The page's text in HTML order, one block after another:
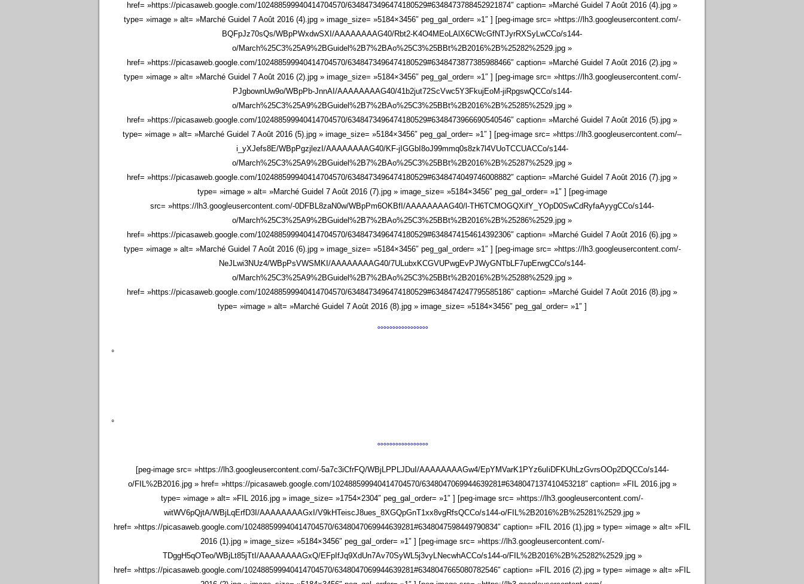
href= »https://picasaweb.google.com/102488599940414704570/6348473496474180529#6348473788452921874″ caption= »Marché Guidel 7 Août 2016 (4).jpg »
type= »image » alt= »Marché Guidel 7 Août 2016 (4).jpg » image_size= »5184×3456″ peg_gal_order= »1″ ] [peg-image src= »https://lh3.googleusercontent.com/-
BQFpJz70sQs/WBpPWxdwSXI/AAAAAAAAG40/Rbt2-K4O4MEoLAlX6CWcGfNTJyrRXSyLwCCo/s144-
o/March%25C3%25A9%2BGuidel%2B7%2BAo%25C3%25BBt%2B2016%2B%25282%2529.jpg »
href= »https://picasaweb.google.com/102488599940414704570/6348473496474180529#6348473877385988466″ caption= »Marché Guidel 7 Août 2016 (2).jpg »
type= »image » alt= »Marché Guidel 7 Août 2016 (2).jpg » image_size= »5184×3456″ peg_gal_order= »1″ ] [peg-image src= »https://lh3.googleusercontent.com/-
PJgbownUw9o/WBpPb-JnnAI/AAAAAAAAG40/41b2jut72ScVwc5Y3FkujEoM-jiRpgswQCCo/s144-
o/March%25C3%25A9%2BGuidel%2B7%2BAo%25C3%25BBt%2B2016%2B%25285%2529.jpg »
href= »https://picasaweb.google.com/102488599940414704570/6348473496474180529#6348473966690540546″ caption= »Marché Guidel 7 Août 2016 (5).jpg »
type= »image » alt= »Marché Guidel 7 Août 2016 (5).jpg » image_size= »5184×3456″ peg_gal_order= »1″ ] [peg-image src= »https://lh3.googleusercontent.com/–
i_yXJefs8E/WBpPgzjlezI/AAAAAAAAG40/KF-jIGGbI8oJ99mmq0s8zk7l4VUoTCCUACCo/s144-
o/March%25C3%25A9%2BGuidel%2B7%2BAo%25C3%25BBt%2B2016%2B%25287%2529.jpg »
href= »https://picasaweb.google.com/102488599940414704570/6348473496474180529#6348474049746008882″ caption= »Marché Guidel 7 Août 2016 (7).jpg »
type= »image » alt= »Marché Guidel 7 Août 2016 (7).jpg » image_size= »5184×3456″ peg_gal_order= »1″ ] [peg-image
src= »https://lh3.googleusercontent.com/-0DFBL8zaN0w/WBpPm6OKBfI/AAAAAAAAG40/l-TH6TCMOGQXifY_YOpD0SwCdRyfaAyygCCo/s144-
o/March%25C3%25A9%2BGuidel%2B7%2BAo%25C3%25BBt%2B2016%2B%25286%2529.jpg »
href= »https://picasaweb.google.com/102488599940414704570/6348473496474180529#6348474154614392306″ caption= »Marché Guidel 7 Août 2016 (6).jpg »
type= »image » alt= »Marché Guidel 7 Août 2016 (6).jpg » image_size= »5184×3456″ peg_gal_order= »1″ ] [peg-image src= »https://lh3.googleusercontent.com/-
NeJLwi3NUz4/WBpPsVWSMKI/AAAAAAAAG40/7ULubxKCGVUPwgEvPJWyGNTbLF7upErwgCCo/s144-
o/March%25C3%25A9%2BGuidel%2B7%2BAo%25C3%25BBt%2B2016%2B%25288%2529.jpg »
href= »https://picasaweb.google.com/102488599940414704570/6348473496474180529#6348474247795585186″ caption= »Marché Guidel 7 Août 2016 (8).jpg »
type= »image » alt= »Marché Guidel 7 Août 2016 (8).jpg » image_size= »5184×3456″ peg_gal_order= »1″ ]
°°°°°°°°°°°°°°°°°
°
°
°°°°°°°°°°°°°°°°°
[peg-image src= »https://lh3.googleusercontent.com/-5a7c3iCfrFQ/WBjLPPLJDuI/AAAAAAAAGw4/EpYMVarK1PYz6uIiDFKUhLzGvrsOOp2DQCCo/s144-
o/FIL%2B2016.jpg » href= »https://picasaweb.google.com/102488599940414704570/6348047069944639281#6348047137410453218″ caption= »FIL 2016.jpg »
type= »image » alt= »FIL 2016.jpg » image_size= »1754×2304″ peg_gal_order= »1″ ] [peg-image src= »https://lh3.googleusercontent.com/-
witWV6pQjtA/WBjLqErfD3I/AAAAAAAAGxI/V9kHTeiscJ8ues_8XGQpGnT1xx8vgRfsQCCo/s144-o/FIL%2B2016%2B%25281%2529.jpg »
href= »https://picasaweb.google.com/102488599940414704570/6348047069944639281#6348047598449790834″ caption= »FIL 2016 (1).jpg » type= »image » alt= »FIL
2016 (1).jpg » image_size= »5184×3456″ peg_gal_order= »1″ ] [peg-image src= »https://lh3.googleusercontent.com/-
TDggH5qOTeo/WBjLt85jTtI/AAAAAAAAGxQ/EFpIfJq9XdUn7Av70SyWL5j3vyLNecwhACCo/s144-o/FIL%2B2016%2B%25282%2529.jpg »
href= »https://picasaweb.google.com/102488599940414704570/6348047069944639281#6348047665080782546″ caption= »FIL 2016 (2).jpg » type= »image » alt= »FIL